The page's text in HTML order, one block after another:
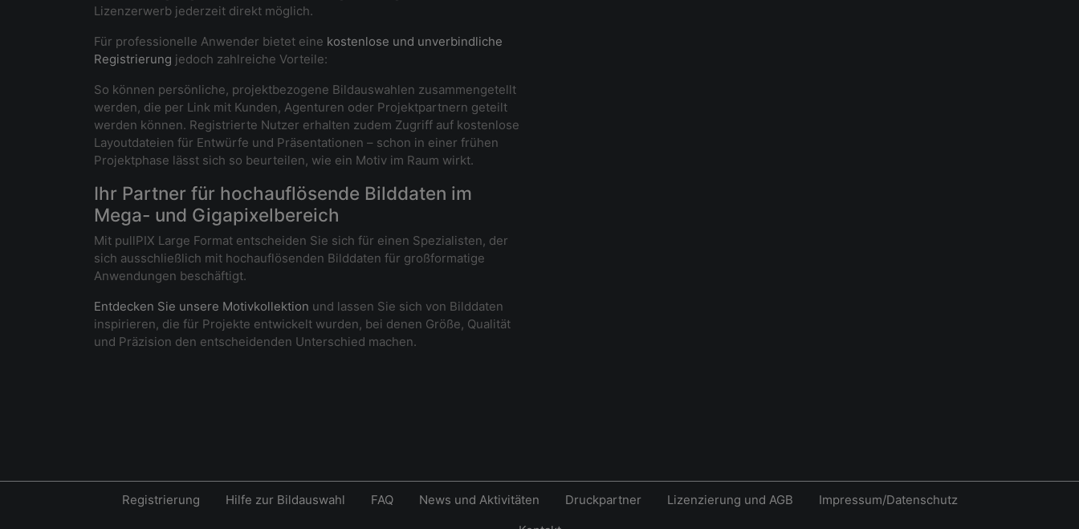
Lizenzerwerb jederzeit direkt möglich.
Für professionelle Anwender bietet eine kostenlose und unverbindliche
Registrierung jedoch zahlreiche Vorteile:
So können persönliche, projektbezogene Bildauswahlen zusammengetellt
werden, die per Link mit Kunden, Agenturen oder Projektpartnern geteilt
werden können. Registrierte Nutzer erhalten zudem Zugriff auf kostenlose
Layoutdateien für Entwürfe und Präsentationen – schon in einer frühen
Projektphase lässt sich so beurteilen, wie ein Motiv im Raum wirkt.
Ihr Partner für hochauflösende Bilddaten im
Mega- und Gigapixelbereich
Mit pullPIX Large Format entscheiden Sie sich für einen Spezialisten, der
sich ausschließlich mit hochauflösenden Bilddaten für großformatige
Anwendungen beschäftigt.
Entdecken Sie unsere Motivkollektion und lassen Sie sich von Bilddaten
inspirieren, die für Projekte entwickelt wurden, bei denen Größe, Qualität
und Präzision den entscheidenden Unterschied machen.
Registrierung Hilfe zur Bildauswahl FAQ News und Aktivitäten Druckpartner Lizenzierung und AGB
Impressum/Datenschutz